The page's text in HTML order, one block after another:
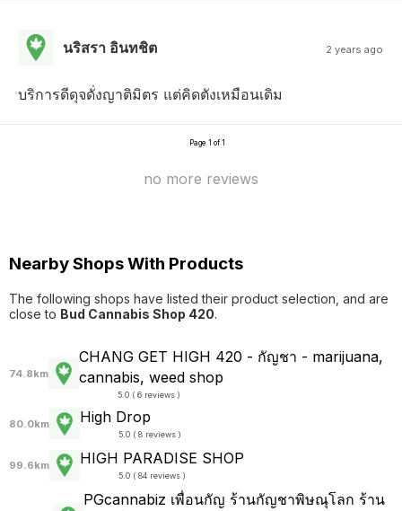
นริสรา อินทชิต 2 years ago
บริการดีดุจดั่งญาติมิตร แต่คิดตังเหมือนเดิม
Page 1 of 1
no more reviews
Nearby Shops With Products
The following shops have listed their product selection, and are
close to Bud Cannabis Shop 420.
74.8km
CHANG GET HIGH 420 - กัญชา - marijuana,
cannabis, weed shop
5.0 ( 6 reviews )
80.0km High Drop
5.0 ( 8 reviews )
99.6km HIGH PARADISE SHOP
5.0 ( 84 reviews )
PGcannabiz เพื่อนกัญ ร้านกัญชาพิษณุโลก ร้าน